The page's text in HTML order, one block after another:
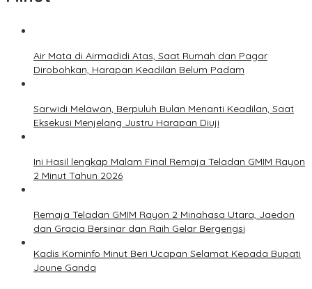
Air Mata di Airmadidi Atas, Saat Rumah dan Pagar
Dirobohkan, Harapan Keadilan Belum Padam
Sarwidi Melawan, Berpuluh Bulan Menanti Keadilan, Saat
Eksekusi Menjelang Justru Harapan Diuji
Ini Hasil lengkap Malam Final Remaja Teladan GMIM Rayon
2 Minut Tahun 2026
Remaja Teladan GMIM Rayon 2 Minahasa Utara, Jaedon
dan Gracia Bersinar dan Raih Gelar Bergengsi
Kadis Kominfo Minut Beri Ucapan Selamat Kepada Bupati
Joune Ganda